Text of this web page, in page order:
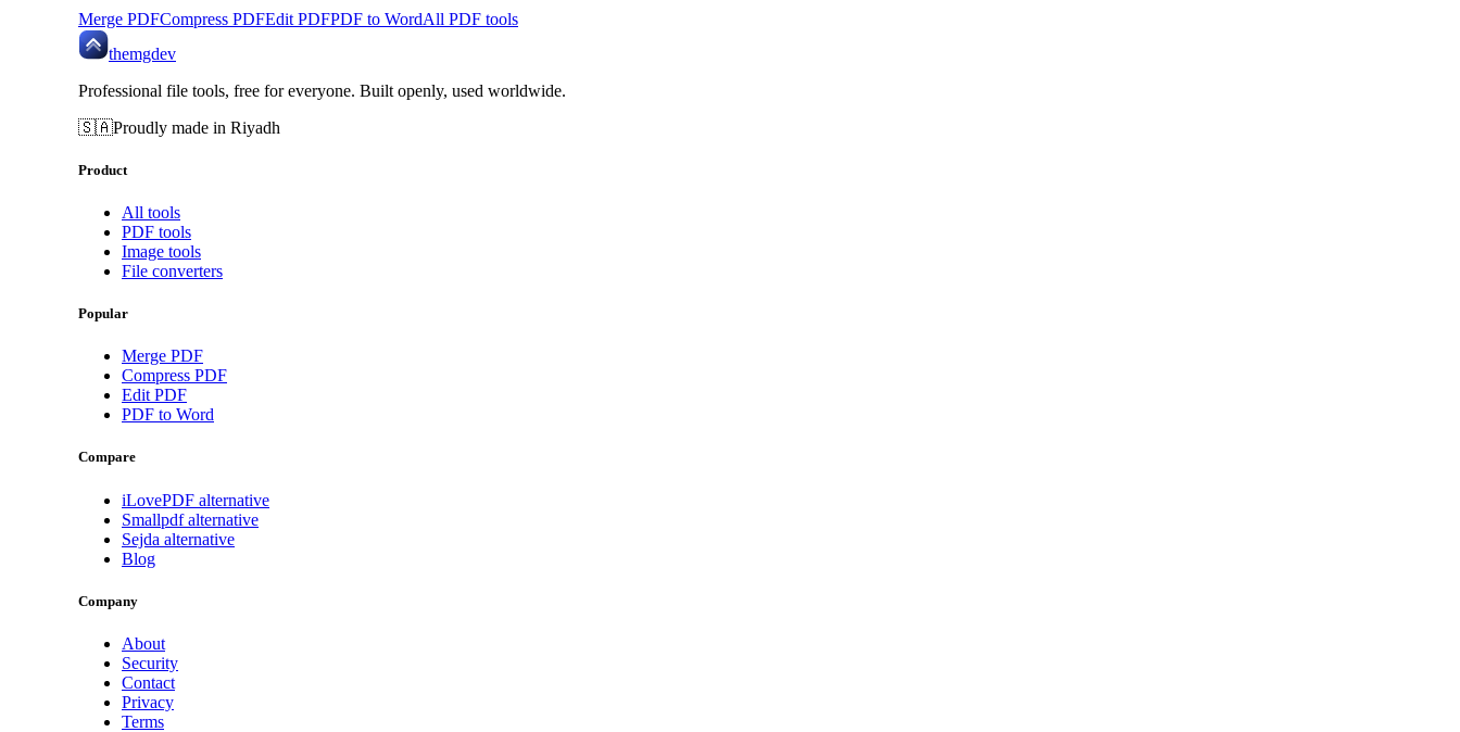
Merge PDFCompress PDFEdit PDFPDF to WordAll PDF tools
themgdev
Professional file tools, free for everyone. Built openly, used worldwide.
🇸🇦Proudly made in Riyadh
Product
All tools
PDF tools
Image tools
File converters
Popular
Merge PDF
Compress PDF
Edit PDF
PDF to Word
Compare
iLovePDF alternative
Smallpdf alternative
Sejda alternative
Blog
Company
About
Security
Contact
Privacy
Terms